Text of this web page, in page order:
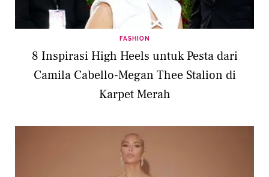
FASHION
8 Inspirasi High Heels untuk Pesta dari
Camila Cabello-Megan Thee Stalion di
Karpet Merah